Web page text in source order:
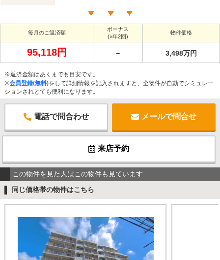
毎月のご返済額
ボーナス
(×年2回)
物件価格
95,118円 － 3,498万円
※返済金額はあくまでも目安です。
※会員登録(無料)をして詳細情報を記入されますと、全物件が自動でシミュレー
ションされとても便利になります。
電話で問合わせ メールで問合せ
来店予約
この物件を見た人はこの物件も見ています
同じ価格帯の物件はこちら